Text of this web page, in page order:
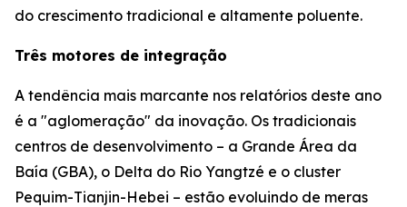
do crescimento tradicional e altamente poluente.
Três motores de integração
A tendência mais marcante nos relatórios deste ano
é a "aglomeração" da inovação. Os tradicionais
centros de desenvolvimento – a Grande Área da
Baía (GBA), o Delta do Rio Yangtzé e o cluster
Pequim-Tianjin-Hebei – estão evoluindo de meras